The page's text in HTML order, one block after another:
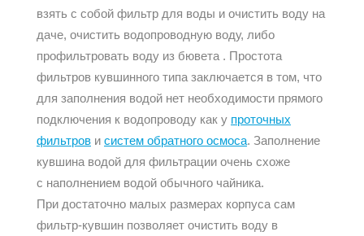
взять с собой фильтр для воды и очистить воду на
даче, очистить водопроводную воду, либо
профильтровать воду из бювета . Простота
фильтров кувшинного типа заключается в том, что
для заполнения водой нет необходимости прямого
подключения к водопроводу как у проточных
фильтров и систем обратного осмоса. Заполнение
кувшина водой для фильтрации очень схоже
с наполнением водой обычного чайника.
При достаточно малых размерах корпуса сам
фильтр-кувшин позволяет очистить воду в